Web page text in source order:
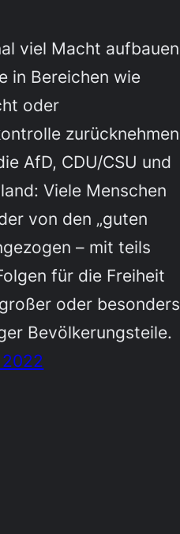
viel Macht aufbauen
in Bereichen wie
oder
zurücknehmen
AfD, CDU/CSU und
Viele Menschen
von den „guten
– mit teils
für die Freiheit
oder besonders
Bevölkerungsteile.